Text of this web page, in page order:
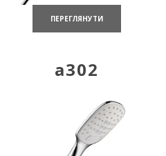
ПЕРЕГЛЯНУТИ
a302